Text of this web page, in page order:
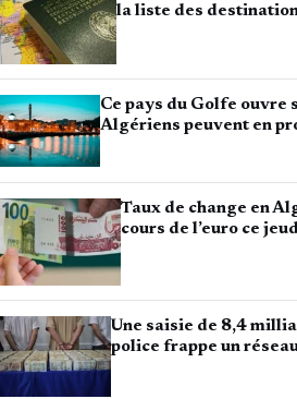
la liste des
Ce pays du Golfe ouvre
Algériens peuvent en
Taux de change en
cours de l’euro ce
Une saisie de 8,4
police frappe un